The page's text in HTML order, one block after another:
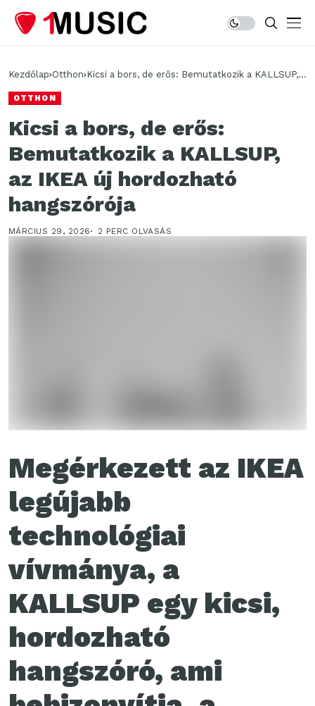
Kezdőlap Otthon Kicsi a bors, de erős: Bemutatkozik a KALLSUP,
OTTHON
Kicsi a bors, de erős:
Bemutatkozik a KALLSUP,
az IKEA új hordozható
hangszórója
MÁRCIUS 29, 2026 2 PERC OLVASÁS
Megérkezett az IKEA
legújabb
technológiai
vívmánya, a
KALLSUP egy kicsi,
hordozható
hangszóró, ami